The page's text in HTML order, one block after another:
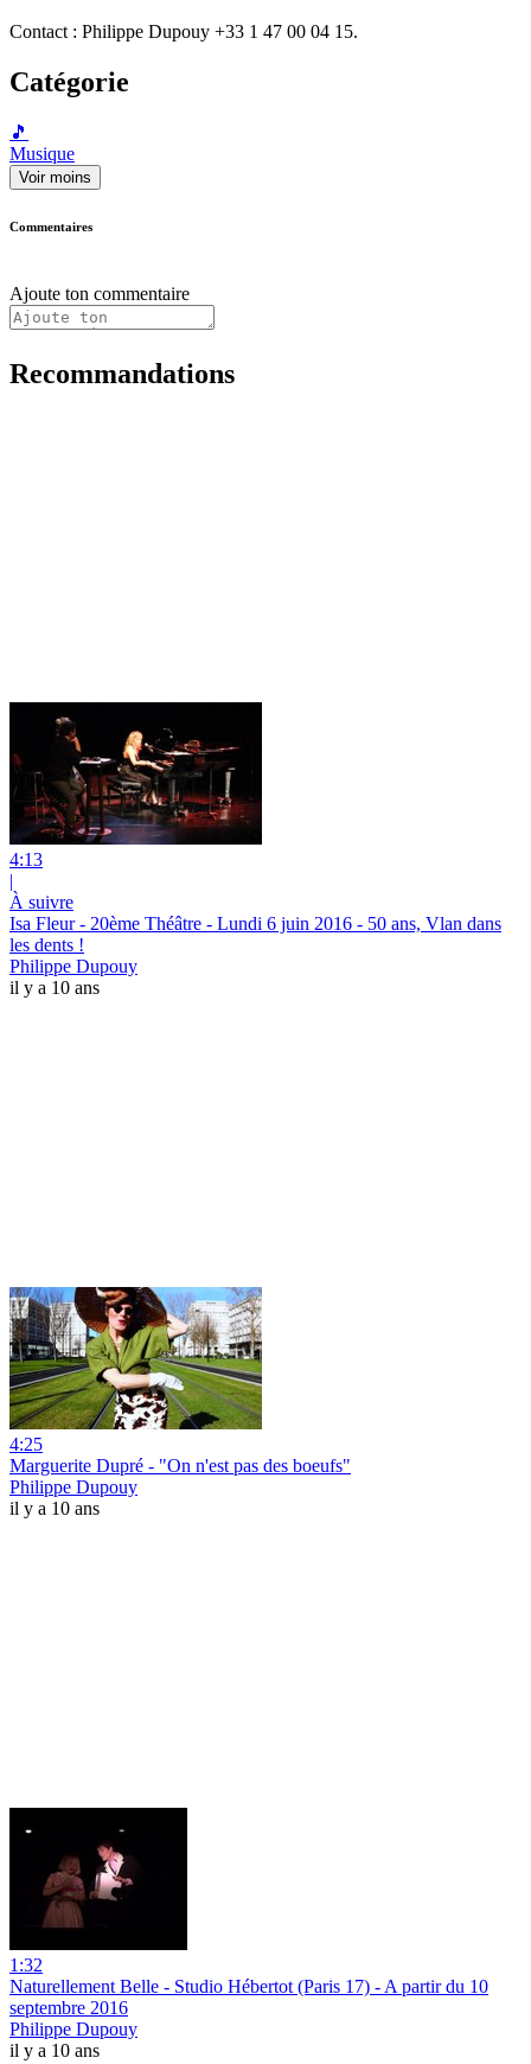
Contact : Philippe Dupouy +33 1 47 00 04 15.
Catégorie
🎵
Musique
Voir moins
Commentaires
Ajoute ton commentaire
Recommandations
4:13
|
À suivre
Isa Fleur - 20ème Théâtre - Lundi 6 juin 2016 - 50 ans, Vlan dans
les dents !
Philippe Dupouy
il y a 10 ans
4:25
Marguerite Dupré - "On n'est pas des boeufs"
Philippe Dupouy
il y a 10 ans
1:32
Naturellement Belle - Studio Hébertot (Paris 17) - A partir du 10
septembre 2016
Philippe Dupouy
il y a 10 ans